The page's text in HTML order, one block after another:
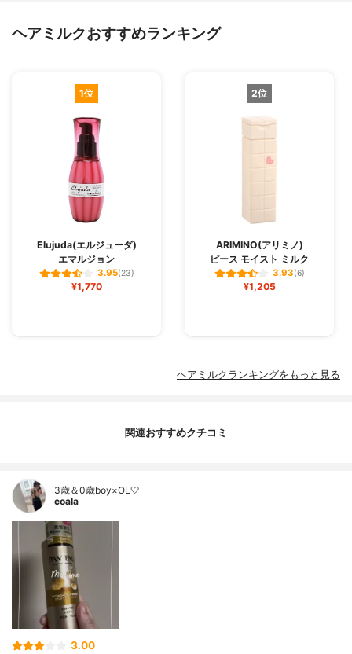
ヘアミルクおすすめランキング
1位
Elujuda(エルジューダ)
エマルジョン
3.95(23)
¥1,770
2位
ARIMINO(アリミノ)
ピース モイスト ミルク
3.93(6)
¥1,205
ヘアミルクランキングをもっと見る
関連おすすめクチコミ
3歳＆0歳boy×OL🤍
coala
3.00